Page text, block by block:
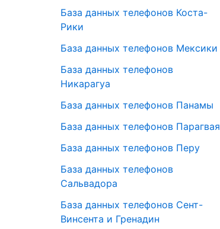
База данных телефонов Коста-
Рики
База данных телефонов Мексики
База данных телефонов
Никарагуа
База данных телефонов Панамы
База данных телефонов Парагвая
База данных телефонов Перу
База данных телефонов
Сальвадора
База данных телефонов Сент-
Винсента и Гренадин